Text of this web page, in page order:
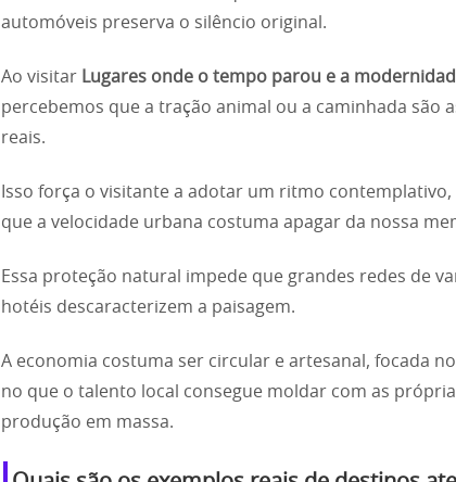
automóveis preserva o silêncio original.
Ao visitar Lugares onde o tempo parou e a
percebemos que a tração animal ou a caminhada são
reais.
Isso força o visitante a adotar um ritmo
que a velocidade urbana costuma apagar da nossa
Essa proteção natural impede que grandes redes de
hotéis descaracterizem a paisagem.
A economia costuma ser circular e artesanal, focada
no que o talento local consegue moldar com as
produção em massa.